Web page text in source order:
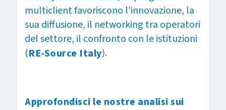
multiclient favoriscono l'innovazione, la
sua diffusione, il networking tra operatori
del settore, il confronto con le istituzioni
(RE-Source Italy).
Approfondisci le nostre analisi sui